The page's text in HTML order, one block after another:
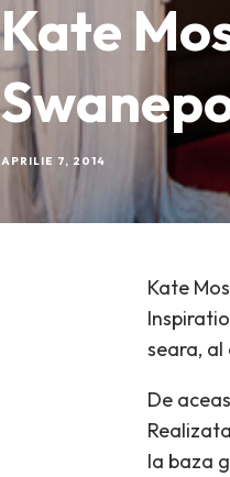
Kate
APRILIE 7, 2014
Kate
seara,
De
la baza